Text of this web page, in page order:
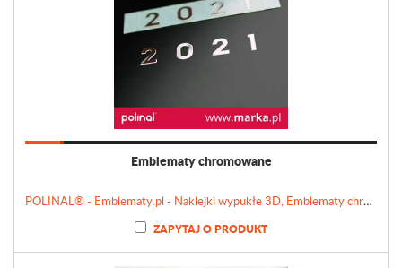
Emblematy chromowane
POLINAL® - Emblematy.pl - Naklejki wypukłe 3D, Emblematy chromowane, Tabliczki, Etykiety
ZAPYTAJ O PRODUKT